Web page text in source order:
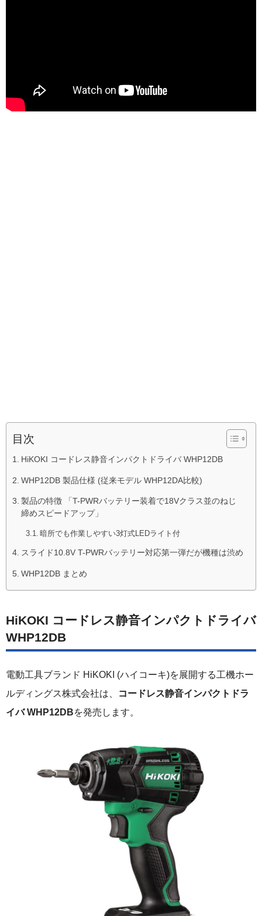
目次
HiKOKI コードレス静音インパクトドライバ WHP12DB
WHP12DB 製品仕様 (従来モデル WHP12DA比較)
製品の特徴 「T-PWRバッテリー装着で18Vクラス並のねじ
締めスピードアップ」
暗所でも作業しやすい3灯式LEDライト付
スライド10.8V T-PWRバッテリー対応第一弾だが機種は渋め
WHP12DB まとめ
HiKOKI コードレス静音インパクトドライバ
WHP12DB
電動工具ブランド HiKOKI (ハイコーキ)を展開する工機ホー
ルディングス株式会社は、
コードレス静音インパクトドラ
イバ WHP12DBを発売します。